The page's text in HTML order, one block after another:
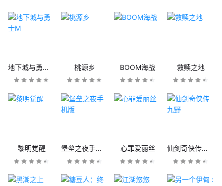
地下城与勇士M 桃源乡 BOOM海战 救赎之地
黎明觉醒 堡垒之夜手机版 心罪爱丽丝 仙剑奇侠传九野